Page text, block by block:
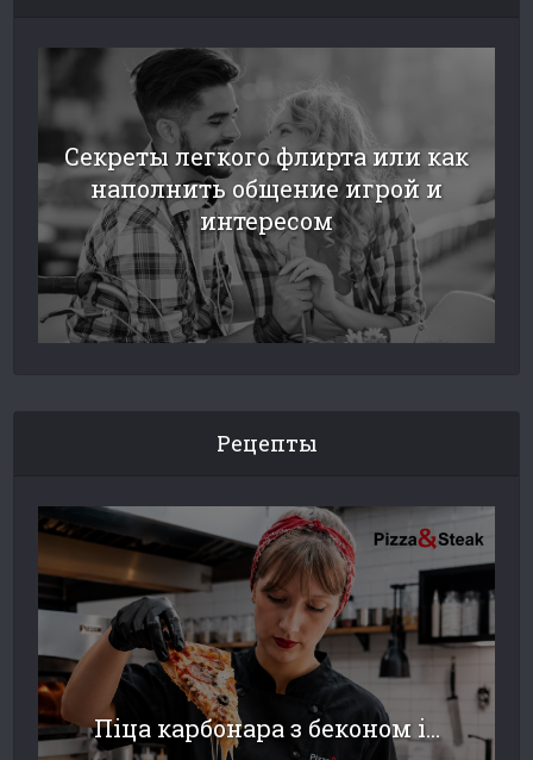
Секреты легкого флирта или как
наполнить общение игрой и
интересом
Рецепты
Піца карбонара з беконом і...